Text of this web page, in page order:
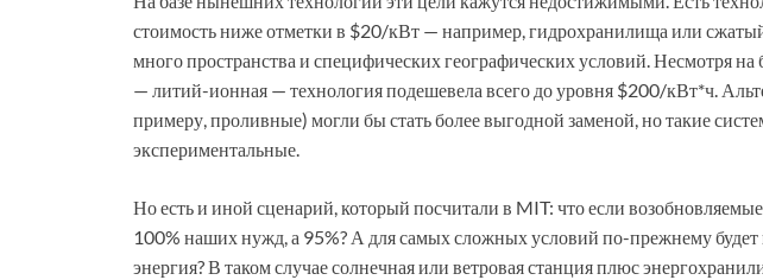
стоимость ниже отметки в $20/кВт — например, гидрохранилища или
много пространства и специфических географических условий. Несмотря
— литий-ионная — технология подешевела всего до уровня $200/кВт*ч.
примеру, проливные) могли бы стать более выгодной заменой, но такие
экспериментальные.
Но есть и иной сценарий, который посчитали в MIT: что если
100% наших нужд, а 95%? А для самых сложных условий по-прежнему будет
энергия? В таком случае солнечная или ветровая станция плюс